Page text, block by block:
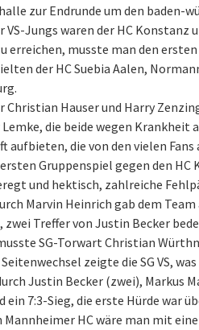
zur Endrunde um den baden-
VS-Jungs waren der HC Konstanz
erreichen, musste man den
der HC Suebia Aalen,
Christian Hauser und Harry
Lemke, die beide wegen
aufbieten, die von den vielen
Gruppenspiel gegen den
und hektisch, zahlreiche
Marvin Heinrich gab dem
zwei Treffer von Justin Becker
SG-Torwart Christian
zeigte die SG VS,
Justin Becker (zwei), Markus
ein 7:3-Sieg, die erste Hürde war
Mannheimer HC wäre man mit